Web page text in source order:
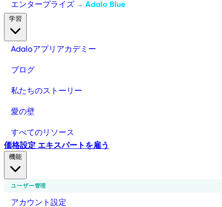
エンタープライズ → Adalo Blue
Adaloアプリアカデミー
ブログ
私たちのストーリー
愛の壁
すべてのリソース
価格設定 エキスパートを雇う
ユーザー管理
アカウント設定